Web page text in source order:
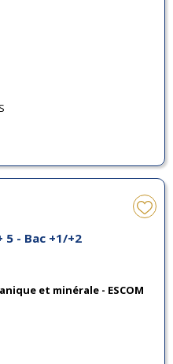
- Bac +1/+2
et minérale - ESCOM